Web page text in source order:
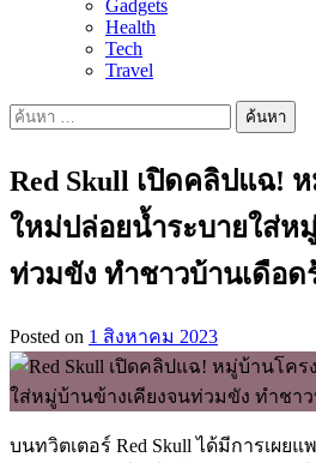
Gadgets
Health
Tech
Travel
ค้นหา
Red Skull เปิดคลิปแฉ!
ใหม่ปล่อยน้ำระบายใส่ห
ท่วมขัง ทำชาวบ้านเดือด
Posted on 1 สิงหาคม 2023
บนทวิตเตอร์ Red Skull ได้มีการเผ